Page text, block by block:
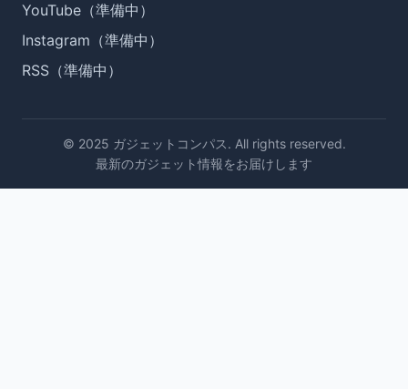
YouTube（準備中）
Instagram（準備中）
RSS（準備中）
© 2025 ガジェットコンパス. All rights reserved.
最新のガジェット情報をお届けします